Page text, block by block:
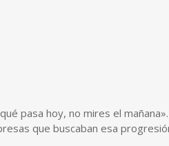
pasa hoy, no mires el
que buscaban esa